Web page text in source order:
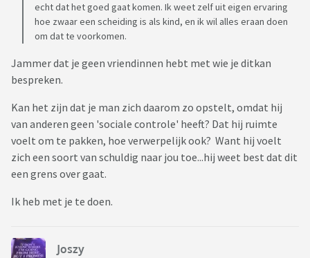
echt dat het goed gaat komen. Ik weet zelf uit eigen ervaring
hoe zwaar een scheiding is als kind, en ik wil alles eraan doen
om dat te voorkomen.
Jammer dat je geen vriendinnen hebt met wie je ditkan
bespreken.
Kan het zijn dat je man zich daarom zo opstelt, omdat hij
van anderen geen 'sociale controle' heeft? Dat hij ruimte
voelt om te pakken, hoe verwerpelijk ook? Want hij voelt
zich een soort van schuldig naar jou toe...hij weet best dat dit
een grens over gaat.
Ik heb met je te doen.
Joszy